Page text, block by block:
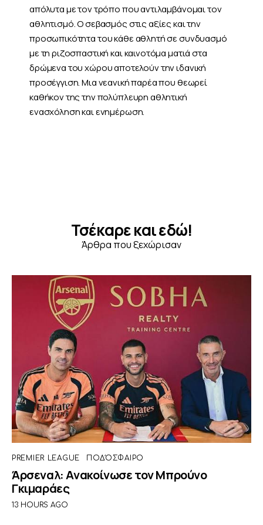
απόλυτα με τον τρόπο που αντιλαμβάνομαι τον
αθλητισμό. Ο σεβασμός στις αξίες και την
προσωπικότητα του κάθε αθλητή σε συνδυασμό
με τη ριζοσπαστική και καινοτόμα ματιά στα
δρώμενα του χώρου αποτελούν την ιδανική
προσέγγιση. Μια νεανική παρέα που θεωρεί
καθήκον της την πολύπλευρη αθλητική
ενασχόληση και ενημέρωση.
Τσέκαρε και εδώ!
Άρθρα που ξεχώρισαν
PREMIER LEAGUE ΠΟΔΌΣΦΑΙΡΟ
Άρσεναλ: Ανακοίνωσε τον Μπρούνο
Γκιμαράες
13 HOURS AGO